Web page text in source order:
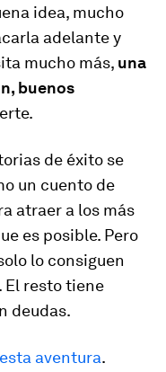
idea, mucho
adelante y
mucho más, una
buenos
de éxito se
un cuento de
atraer a los más
es posible. Pero
lo consiguen
El resto tiene
deudas.
aventura.